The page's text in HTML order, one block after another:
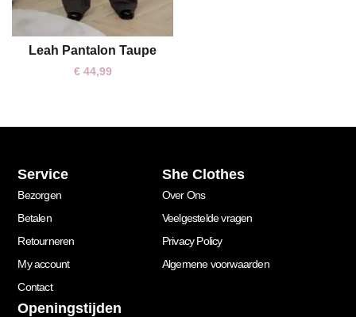
L XL
Leah Pantalon Taupe
€44,99
Service
Bezorgen
Betalen
Retourneren
My account
Contact
She Clothes
Over Ons
Veelgestelde vragen
Privacy Policy
Algemene voorwaarden
Openingstijden